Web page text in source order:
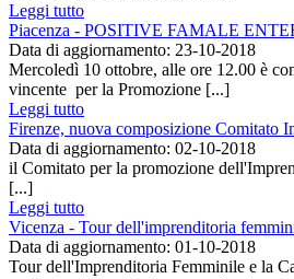
Leggi tutto
Piacenza - POSITIVE FAMALE
Data di aggiornamento: 23-10-2018
Mercoledì 10 ottobre, alle ore 12.00 è
vincente per la Promozione [...]
Leggi tutto
Firenze, nuova composizione Comitato
Data di aggiornamento: 02-10-2018
il Comitato per la promozione
[...]
Leggi tutto
Vicenza - Tour dell'imprenditoria
Data di aggiornamento: 01-10-2018
Tour dell'Imprenditoria Femminile e la